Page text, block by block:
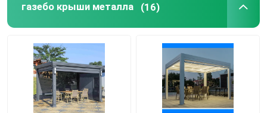
газебо крыши металла (16)